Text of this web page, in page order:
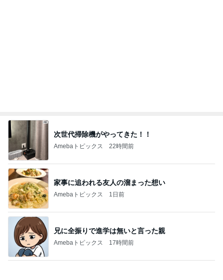
家事に追われる友人の溜まった想い
Amebaトピックス 1日前
兄に全振りで進学は無いと言った親
Amebaトピックス 17時間前